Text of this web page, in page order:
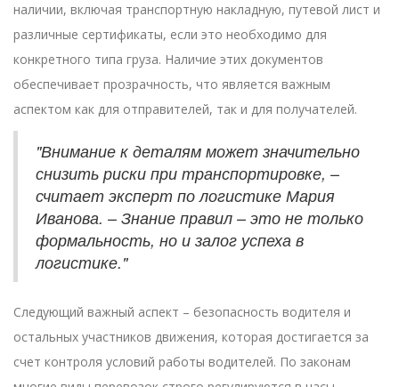
наличии, включая транспортную накладную, путевой лист и
различные сертификаты, если это необходимо для
конкретного типа груза. Наличие этих документов
обеспечивает прозрачность, что является важным
аспектом как для отправителей, так и для получателей.
"Внимание к деталям может значительно
снизить риски при транспортировке, –
считает эксперт по логистике Мария
Иванова. – Знание правил – это не только
формальность, но и залог успеха в
логистике."
Следующий важный аспект – безопасность водителя и
остальных участников движения, которая достигается за
счет контроля условий работы водителей. По законам